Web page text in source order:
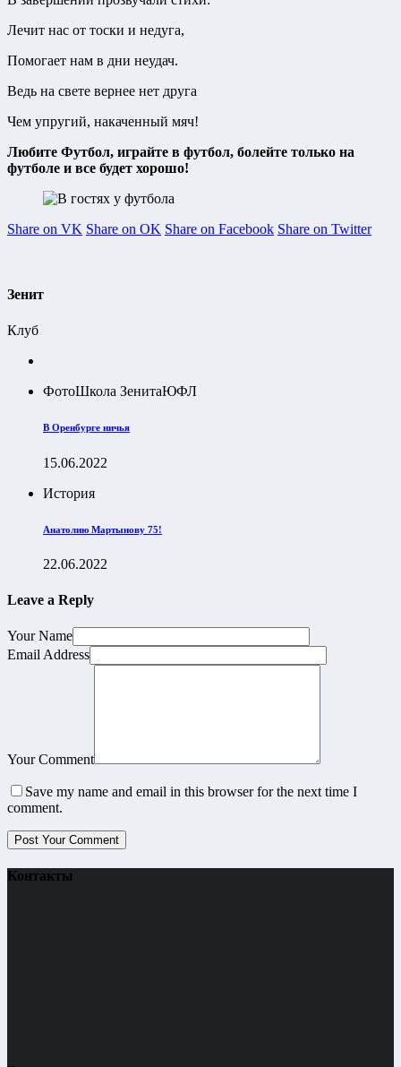
Лечит нас от тоски и недуга,
Помогает нам в дни неудач.
Ведь на свете вернее нет друга
Чем упругий, накаченный мяч!
Любите Футбол, играйте в футбол, болейте только на
футболе и все будет хорошо!
Share on VK Share on OK Share on Facebook Share on Twitter
Зенит
Клуб
ФотоШкола ЗенитаЮФЛ
В Оренбурге ничья
15.06.2022
История
Анатолию Мартынову 75!
22.06.2022
Leave a Reply
Your Name
Email Address
Your Comment
Save my name and email in this browser for the next time I
comment.
Контакты